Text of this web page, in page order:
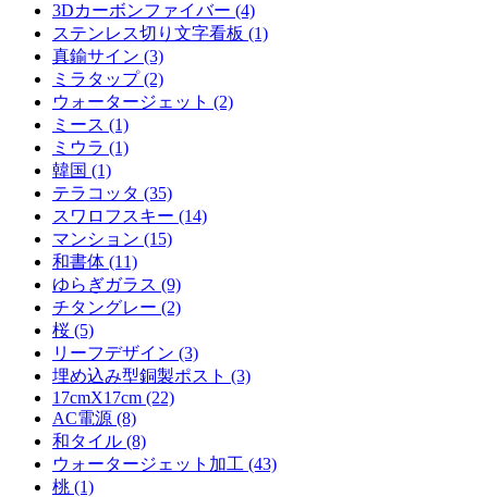
3Dカーボンファイバー (4)
ステンレス切り文字看板 (1)
真鍮サイン (3)
ミラタップ (2)
ウォータージェット (2)
ミース (1)
ミウラ (1)
韓国 (1)
テラコッタ (35)
スワロフスキー (14)
マンション (15)
和書体 (11)
ゆらぎガラス (9)
チタングレー (2)
桜 (5)
リーフデザイン (3)
埋め込み型銅製ポスト (3)
17cmX17cm (22)
AC電源 (8)
和タイル (8)
ウォータージェット加工 (43)
桃 (1)